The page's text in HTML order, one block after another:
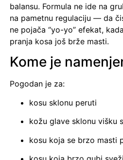
balansu. Formula ne ide na
na pametnu regulaciju — da
ne pojača “yo-yo” efekat,
pranja kosa još brže masti.
Kome je
Pogodan je za:
kosu sklonu peruti
kožu glave sklonu višku
kosu koja se brzo masti